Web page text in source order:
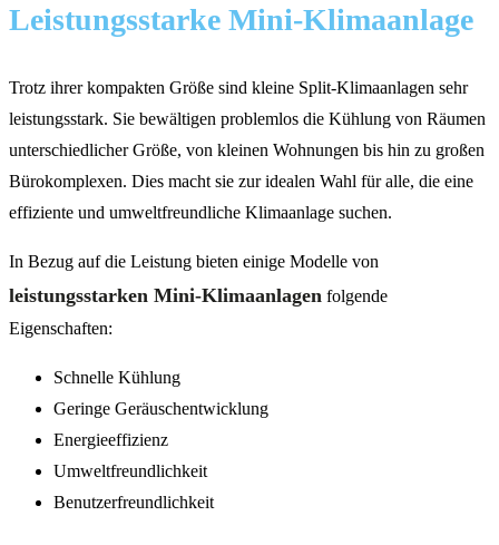
Leistungsstarke Mini-Klimaanlage
Trotz ihrer kompakten Größe sind kleine Split-Klimaanlagen sehr
leistungsstark. Sie bewältigen problemlos die Kühlung von Räumen
unterschiedlicher Größe, von kleinen Wohnungen bis hin zu großen
Bürokomplexen. Dies macht sie zur idealen Wahl für alle, die eine
effiziente und umweltfreundliche Klimaanlage suchen.
In Bezug auf die Leistung bieten einige Modelle von
leistungsstarken Mini-Klimaanlagen folgende
Eigenschaften:
Schnelle Kühlung
Geringe Geräuschentwicklung
Energieeffizienz
Umweltfreundlichkeit
Benutzerfreundlichkeit